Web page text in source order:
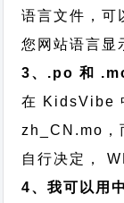
语言文件，
您网站语言显
3、.po 和
在 KidsVibe
zh_CN.mo，
自行决定，
4、我可以用